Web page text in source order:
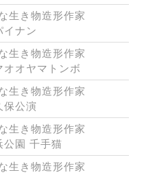
生き物造形作家
イナン
生き物造形作家
オヤマトンボ
生き物造形作家
保公演
生き物造形作家
公園 千手猫
生き物造形作家